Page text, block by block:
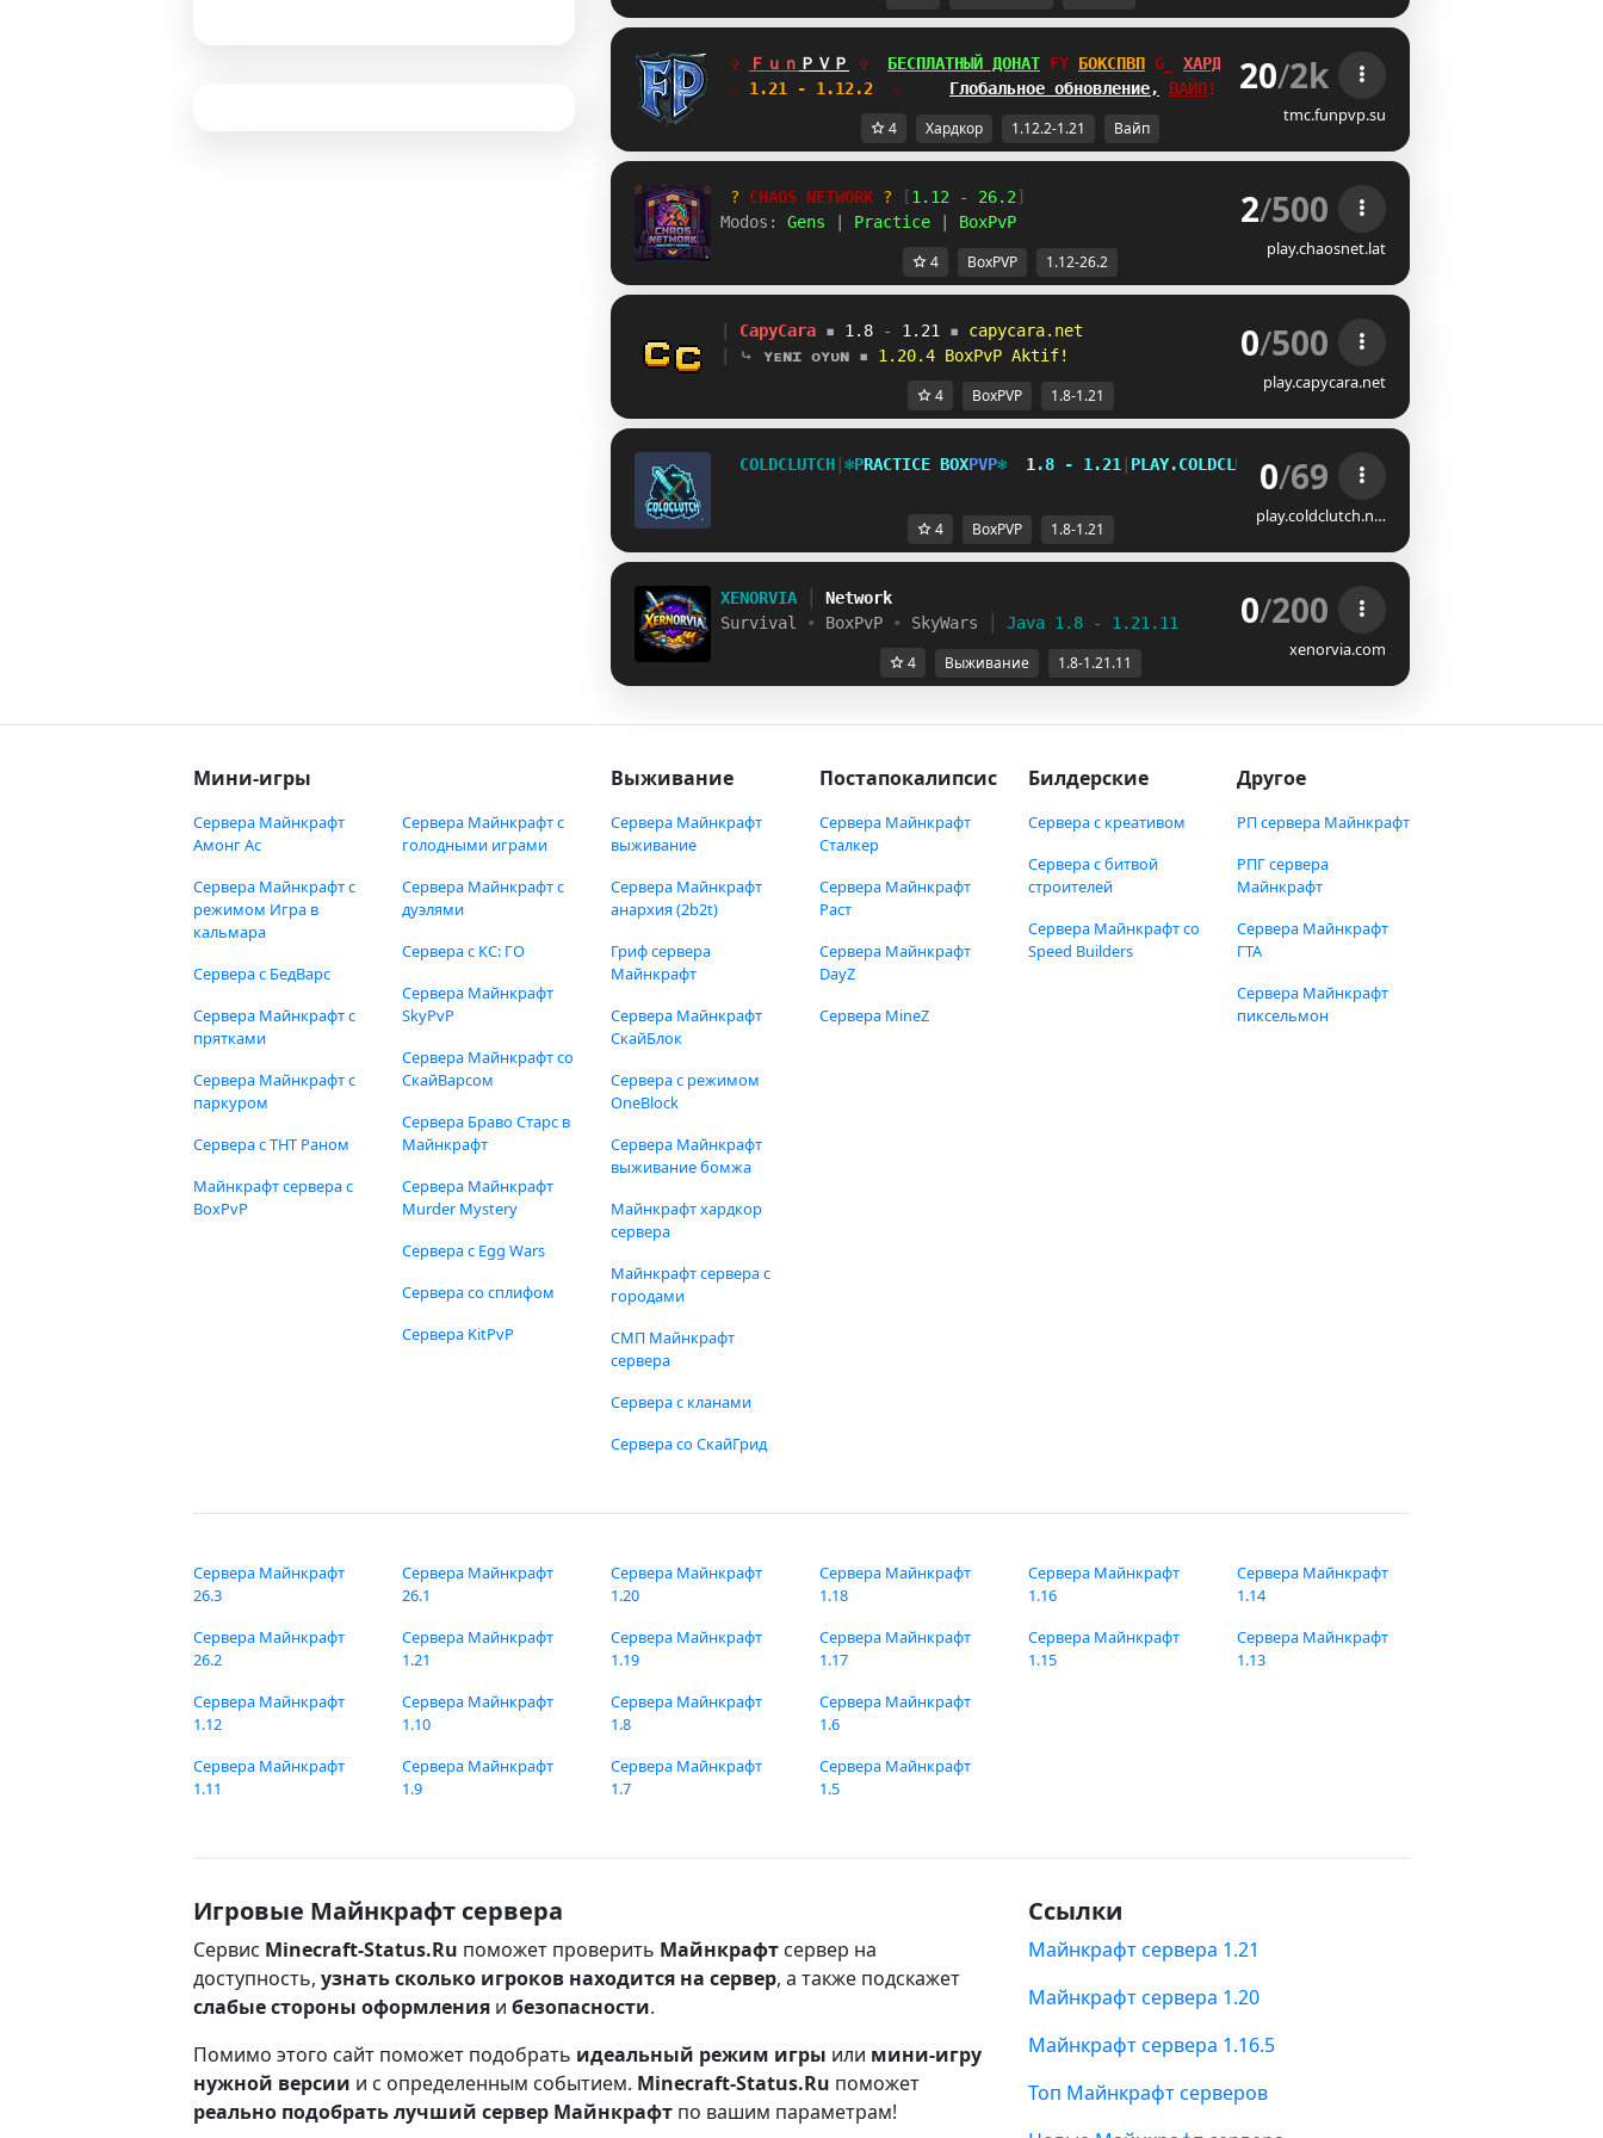
✞ Ｆｕｎ ＰＶＰ ✞ БЕСПЛАТНЫЙ ДОНАТ L[ БОКСПВП NL
ХАРДКОР
☆ 1.21 - 1.12.2 ☆ Глобальное обновление, ВАЙП! 20/2k
tmc.funpvp.su
4 Хардкор 1.12.2-1.21 Вайп
? CHAOS NETWORK ? [1.12 - 26.2]
Modos: Gens Practice BoxPvP 2/500
play.chaosnet.lat
4 BoxPVP 1.12-26.2
CapyCara ▪ 1.8 - 1.21 ▪ capycara.net
⤷ ʏᴇɴɪ ᴏʏᴜɴ ▪ 1.20.4 BoxPvP Aktif! 0/500
play.capycara.net
4 BoxPVP 1.8-1.21
COL DCL UTCH ❄PRACTICE BOXPVP❄ 1 .8 - 1 .21 PL AY.COL DCL U CH. NET
0/69
play.coldclutch.n…
4 BoxPVP 1.8-1.21
XENORVIA
Network
Survival
• BoxPvP • SkyWars Java 1.8 - 1.21.11 0/200
xenorvia.com
4 Выживание 1.8-1.21.11
Мини-игры
Сервера Майнкрафт
Амонг Ас
Сервера Майнкрафт с
режимом Игра в
кальмара
Сервера с БедВарс
Сервера Майнкрафт с
прятками
Сервера Майнкрафт с
паркуром
Сервера с ТНТ Раном
Майнкрафт сервера с
BoxPvP
Сервера Майнкрафт с
голодными играми
Сервера Майнкрафт с
дуэлями
Сервера с КС: ГО
Сервера Майнкрафт
SkyPvP
Сервера Майнкрафт со
СкайВарсом
Сервера Браво Старс в
Майнкрафт
Сервера Майнкрафт
Murder Mystery
Сервера с Egg Wars
Сервера со сплифом
Сервера KitPvP
Выживание
Сервера Майнкрафт
выживание
Сервера Майнкрафт
анархия (2b2t)
Гриф сервера
Майнкрафт
Сервера Майнкрафт
СкайБлок
Сервера с режимом
OneBlock
Сервера Майнкрафт
выживание бомжа
Майнкрафт хардкор
сервера
Майнкрафт сервера с
городами
СМП Майнкрафт
сервера
Сервера с кланами
Сервера со СкайГрид
Постапокалипсис
Сервера Майнкрафт
Сталкер
Сервера Майнкрафт
Раст
Сервера Майнкрафт
DayZ
Сервера MineZ
Билдерские
Сервера с креативом
Сервера с битвой
строителей
Сервера Майнкрафт со
Speed Builders
Другое
РП сервера Майнкрафт
РПГ сервера
Майнкрафт
Сервера Майнкрафт
ГТА
Сервера Майнкрафт
пиксельмон
Сервера Майнкрафт
26.3
Сервера Майнкрафт
26.2
Сервера Майнкрафт
26.1
Сервера Майнкрафт
1.21
Сервера Майнкрафт
1.20
Сервера Майнкрафт
1.19
Сервера Майнкрафт
1.18
Сервера Майнкрафт
1.17
Сервера Майнкрафт
1.16
Сервера Майнкрафт
1.15
Сервера Майнкрафт
1.14
Сервера Майнкрафт
1.13
Сервера Майнкрафт
1.12
Сервера Майнкрафт
1.11
Сервера Майнкрафт
1.10
Сервера Майнкрафт
1.9
Сервера Майнкрафт
1.8
Сервера Майнкрафт
1.7
Сервера Майнкрафт
1.6
Сервера Майнкрафт
1.5
Игровые Майнкрафт сервера
Сервис Minecraft-Status.Ru поможет проверить Майнкрафт сервер на
доступность, узнать сколько игроков находится на сервер, а также подскажет
слабые стороны оформления и безопасности.
Помимо этого сайт поможет подобрать идеальный режим игры или мини-игру
нужной версии и с определенным событием. Minecraft-Status.Ru поможет
реально подобрать лучший сервер Майнкрафт по вашим параметрам!
Ссылки
Майнкрафт сервера 1.21
Майнкрафт сервера 1.20
Майнкрафт сервера 1.16.5
Топ Майнкрафт серверов